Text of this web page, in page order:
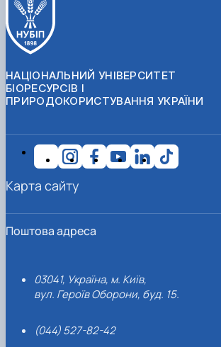
НАЦІОНАЛЬНИЙ УНІВЕРСИТЕТ
БІОРЕСУРСІВ І
ПРИРОДОКОРИСТУВАННЯ УКРАЇНИ
Поштова адреса
03041, Україна, м. Київ,
вул. Героїв Оборони, буд. 15.
(044) 527-82-42
Карта сайту